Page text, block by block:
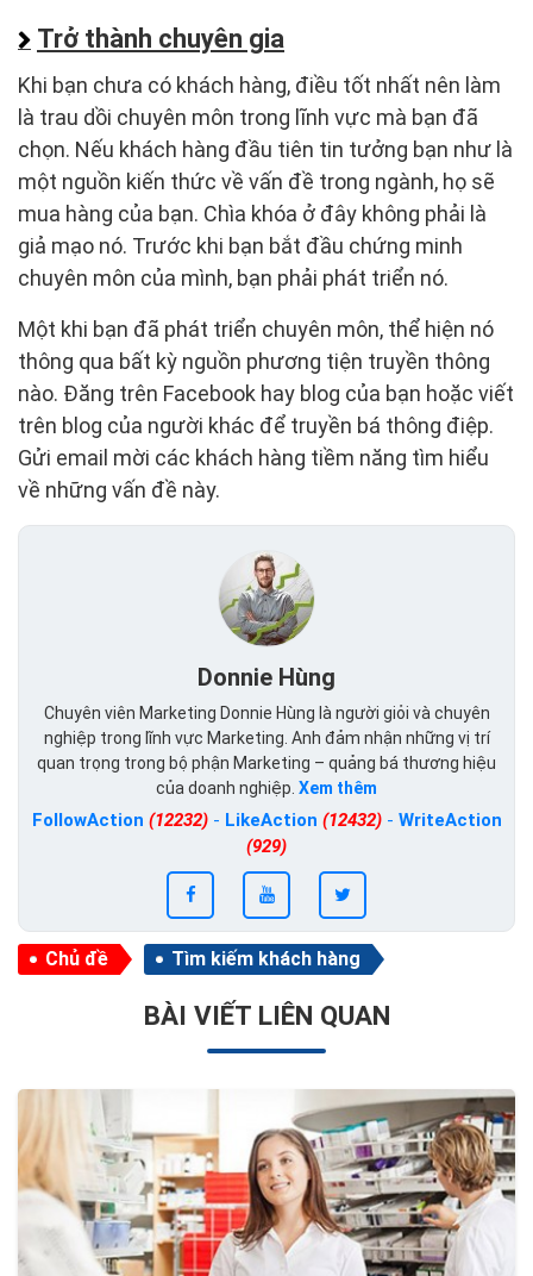
Trở thành chuyên gia
Khi bạn chưa có khách hàng, điều tốt nhất nên làm
là trau dồi chuyên môn trong lĩnh vực mà bạn đã
chọn. Nếu khách hàng đầu tiên tin tưởng bạn như là
một nguồn kiến thức về vấn đề trong ngành, họ sẽ
mua hàng của bạn. Chìa khóa ở đây không phải là
giả mạo nó. Trước khi bạn bắt đầu chứng minh
chuyên môn của mình, bạn phải phát triển nó.
Một khi bạn đã phát triển chuyên môn, thể hiện nó
thông qua bất kỳ nguồn phương tiện truyền thông
nào. Đăng trên Facebook hay blog của bạn hoặc viết
trên blog của người khác để truyền bá thông điệp.
Gửi email mời các khách hàng tiềm năng tìm hiểu
về những vấn đề này.
Donnie Hùng
Chuyên viên Marketing Donnie Hùng là người giỏi và chuyên
nghiệp trong lĩnh vực Marketing. Anh đảm nhận những vị trí
quan trọng trong bộ phận Marketing – quảng bá thương hiệu
của doanh nghiệp. Xem thêm
FollowAction (12232)- LikeAction (12432)- WriteAction
(929)
Chủ đề Tìm kiếm khách hàng
BÀI VIẾT LIÊN QUAN